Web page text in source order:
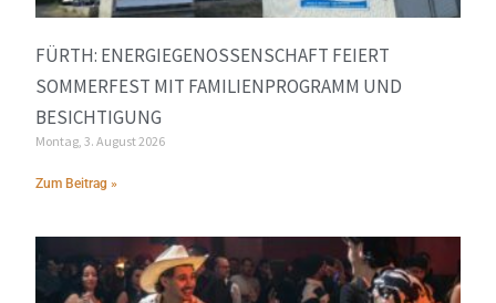
FÜRTH: ENERGIEGENOSSENSCHAFT FEIERT
SOMMERFEST MIT FAMILIENPROGRAMM UND
BESICHTIGUNG
Montag, 3. August 2026
Zum Beitrag »